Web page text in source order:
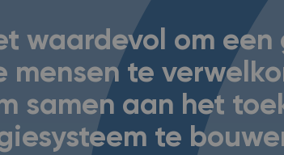
waardevol om een
te
samen aan het
te